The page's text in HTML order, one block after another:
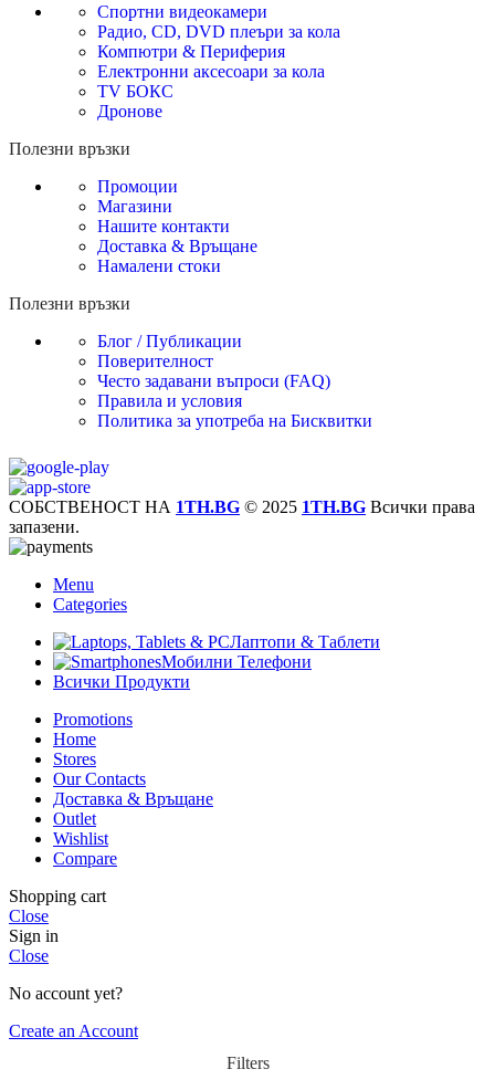
Спортни видеокамери
Радио, CD, DVD плеъри за кола
Компютри & Периферия
Електронни аксесоари за кола
TV БОКС
Дронове
Полезни връзки
Промоции
Магазини
Нашите контакти
Доставка & Връщане
Намалени стоки
Полезни връзки
Блог / Публикации
Поверителност
Често задавани въпроси (FAQ)
Правила и условия
Политика за употреба на Бисквитки
СОБСТВЕНОСТ НА 1TH.BG © 2025 1TH.BG Всички права
запазени.
Menu
Categories
Лаптопи & Таблети
Мобилни Телефони
Всички Продукти
Promotions
Home
Stores
Our Contacts
Доставка & Връщане
Outlet
Wishlist
Compare
Shopping cart
Close
Sign in
Close
No account yet?
Create an Account
Filters